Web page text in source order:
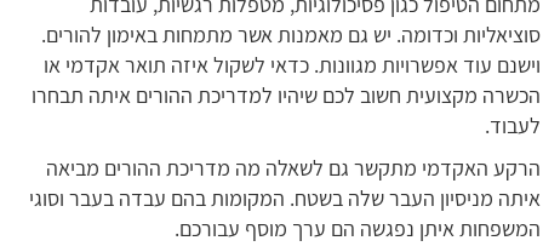
סוציאליות וכדומה. יש גם מאמנות אשר מתמחות באימון להורים.
וישנם עוד אפשרויות מגוונות. כדאי לשקול איזה תואר אקדמי או
הכשרה מקצועית חשוב לכם שיהיו למדריכת ההורים איתה תבחרו
לעבוד.
הרקע האקדמי מתקשר גם לשאלה מה מדריכת ההורים מביאה
איתה מניסיון העבר שלה בשטח. המקומות בהם עבדה בעבר וסוגי
המשפחות איתן נפגשה הם ערך מוסף עבורכם.